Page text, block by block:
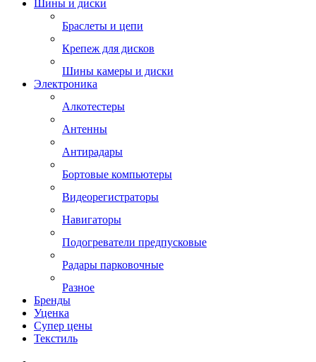
Шины и диски
Браслеты и цепи
Крепеж для дисков
Шины камеры и диски
Электроника
Алкотестеры
Антенны
Антирадары
Бортовые компьютеры
Видеорегистраторы
Навигаторы
Подогреватели предпусковые
Радары парковочные
Разное
Бренды
Уценка
Супер цены
Текстиль